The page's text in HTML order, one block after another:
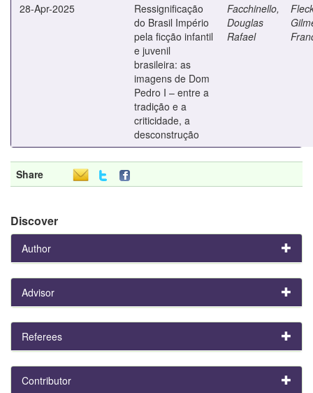
28-Apr-2025
Ressignificação
do Brasil Império
pela ficção infantil
e juvenil
brasileira: as
imagens de Dom
Pedro I – entre a
tradição e a
criticidade, a
desconstrução
Facchinello,
Douglas
Rafael
Share
Discover
Author
Advisor
Referees
Contributor